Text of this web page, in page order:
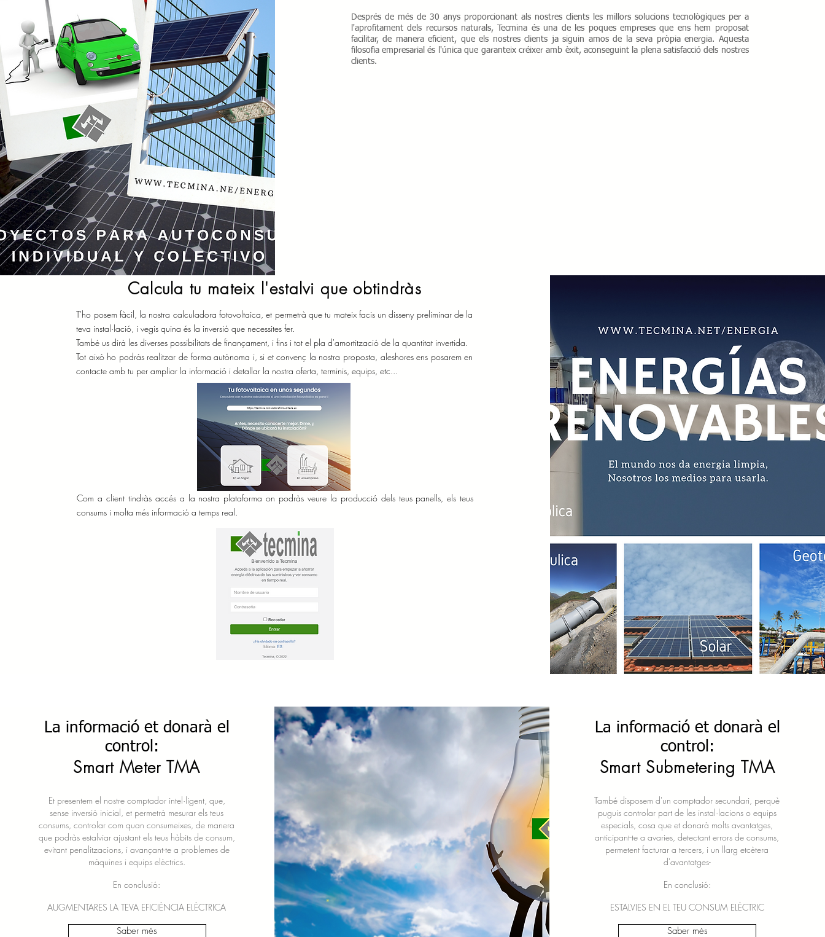
Després de més de 30 anys proporcionant als nostres clients les millors solucions tecnològiques per a
l'aprofitament dels recursos naturals, Tecmina és una de les poques empreses que ens hem proposat
facilitar, de manera eficient, que els nostres clients ja siguin amos de la seva pròpia energia. Aquesta
filosofia empresarial és l'única que garanteix créixer amb èxit, aconseguint la plena satisfacció dels nostres
clients.
Calcula tu mateix l'estalvi que obtindràs
T'ho posem fàcil, la nostra calculadora fotovoltaica, et permetrà que tu mateix facis un disseny preliminar de la
teva instal·lació, i vegis quina és la inversió que necessites fer.
També us dirà les diverses possibilitats de finançament, i fins i tot el pla d'amortització de la quantitat invertida.
Tot això ho podràs realitzar de forma autònoma i, si et convenç la nostra proposta, aleshores ens posarem en
contacte amb tu per ampliar la informació i detallar la nostra oferta, terminis, equips, etc...
Com a client tindràs accés a la nostra plataforma on podràs veure la producció dels teus panells, els teus
consums i molta més informació a temps real.
La informació et donarà el
control:
Smart Meter TMA
Et presentem el nostre comptador intel·ligent, que,
sense inversió inicial, et permetrà mesurar els teus
consums, controlar com quan consumeixes, de manera
que podràs estalviar ajustant els teus hàbits de consum,
evitant penalitzacions, i avançant-te a problemes de
màquines i equips elèctrics.
En conclusió:
AUGMENTARES LA TEVA EFICIÈNCIA ELÈCTRICA
Saber més
La informació et donarà el
control:
Smart Submetering TMA
També disposem d'un comptador secundari, perquè
puguis controlar part de les instal·lacions o equips
especials, cosa que et donarà molts avantatges,
anticipant-te a avaries, detectant errors de consums,
permetent facturar a tercers, i un llarg etcètera
d'avantatges-
En conclusió:
ESTALVIES EN EL TEU CONSUM ELÈCTRIC
Saber més